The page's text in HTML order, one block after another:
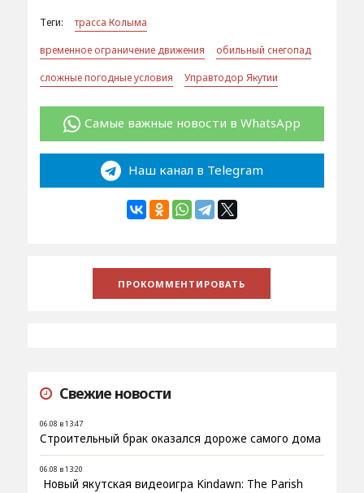
Теги:
трасса Колыма
временное ограничение движения
обильный снегопад
сложные погодные условия
Управтодор Якутии
Самые важные новости в WhatsApp
Наш канал в Telegram
Свежие новости
06.08 в 13:47
Строительный брак оказался дороже самого дома
06.08 в 13:20
Новый якутская видеоигра Kindawn: The Parish